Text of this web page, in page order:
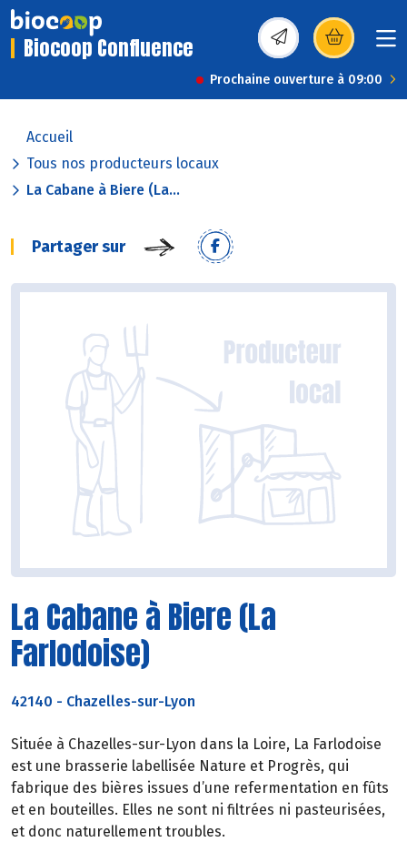
Biocoop Confluence (s’ouvre dans une
Prochaine ouverture à 09:00
Accueil
Tous nos producteurs locaux
La Cabane à Biere (La...
Partager sur
La Cabane à Biere (La
Farlodoise)
42140 - Chazelles-sur-Lyon
Située à Chazelles-sur-Lyon dans la Loire, La Farlodoise
est une brasserie labellisée Nature et Progrès, qui
fabrique des bières issues d’une refermentation en fûts
et en bouteilles. Elles ne sont ni filtrées ni pasteurisées,
et donc naturellement troubles.